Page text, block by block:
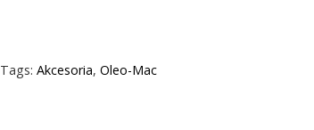
Tags: Akcesoria, Oleo-Mac